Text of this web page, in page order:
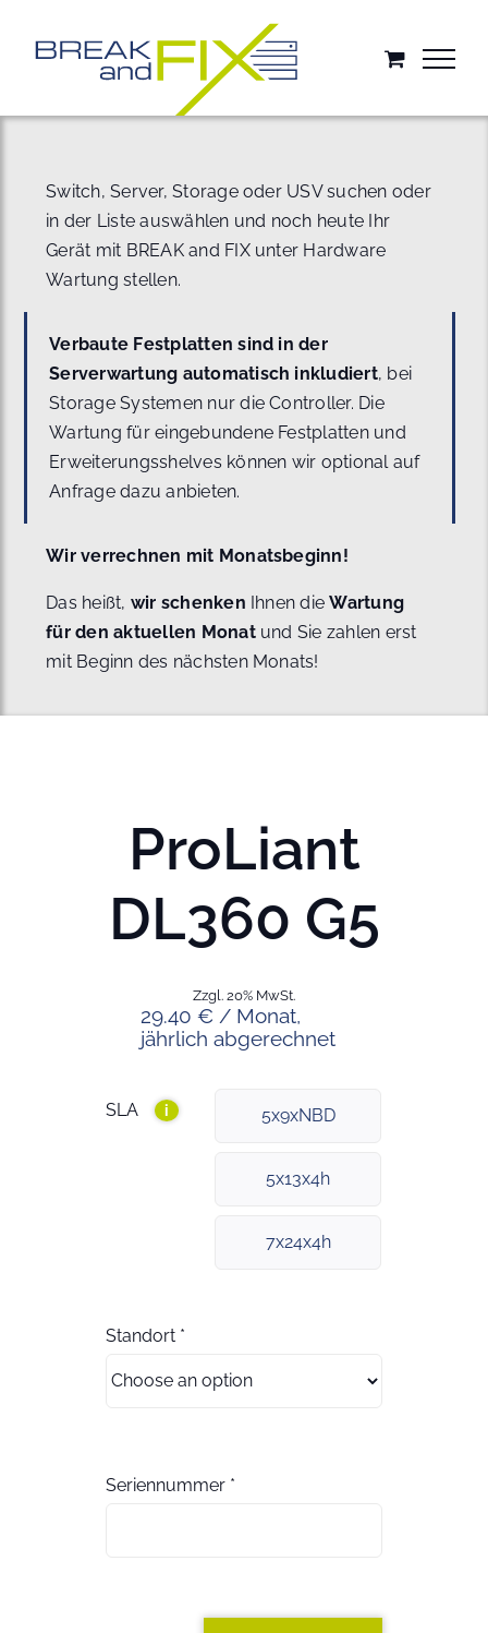
springen
Switch, Server, Storage oder USV suchen oder
in der Liste auswählen und noch heute Ihr
Gerät mit BREAK and FIX unter Hardware
Wartung stellen.
Verbaute Festplatten sind in der
Serverwartung automatisch inkludiert, bei
Storage Systemen nur die Controller. Die
Wartung für eingebundene Festplatten und
Erweiterungsshelves können wir optional auf
Anfrage dazu anbieten.
Wir verrechnen mit Monatsbeginn!
Das heißt, wir schenken Ihnen dieWartung
für den aktuellen Monat und Sie zahlen erst
mit Beginn des nächsten Monats!
ProLiant
DL360 G5
29.40 € / Monat,
jährlich abgerechnet
Zzgl. 20% MwSt.
SLA i 5x9xNBD
5x13x4h
7x24x4h
Standort *
Seriennummer *